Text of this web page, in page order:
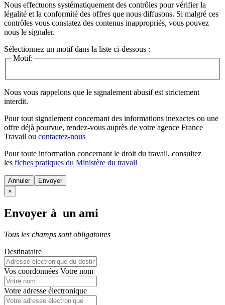
Nous effectuons systématiquement des contrôles pour vérifier la
légalité et la conformité des offres que nous diffusons. Si malgré ces
contrôles vous constatez des contenus inappropriés, vous pouvez
nous le signaler.
Sélectionnez un motif dans la liste ci-dessous :
Motif:
Nous vous rappelons que le signalement abusif est strictement
interdit.
Pour tout signalement concernant des informations inexactes ou une
offre déjà pourvue, rendez-vous auprès de votre agence France
Travail ou contactez-nous
Pour toute information concernant le droit du travail, consultez
les fiches pratiques du Ministère du travail
Annuler
×
Envoyer à un ami
Tous les champs sont obligatoires
Destinataire
Vos coordonnées Votre nom
Votre adresse électronique